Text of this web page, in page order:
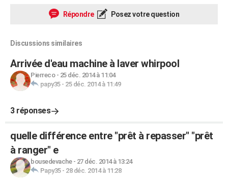
Répondre Posez votre question
Discussions similaires
Arrivée d'eau machine à laver whirpool
Pierreco- 25 déc. 2014 à 11:04
papy35- 25 déc. 2014 à 11:49
3 réponses
quelle différence entre "prêt à repasser" "prêt
à ranger" e
bousedevache- 27 déc. 2014 à 13:24
Papy35- 28 déc. 2014 à 11:28